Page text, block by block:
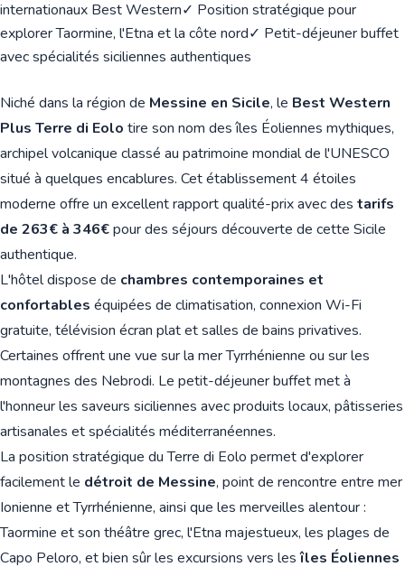
internationaux Best Western✓ Position stratégique pour
explorer Taormine, l'Etna et la côte nord✓ Petit-déjeuner buffet
avec spécialités siciliennes authentiques
Niché dans la région de Messine en Sicile, le Best Western
Plus Terre di Eolo tire son nom des îles Éoliennes mythiques,
archipel volcanique classé au patrimoine mondial de l'UNESCO
situé à quelques encablures. Cet établissement 4 étoiles
moderne offre un excellent rapport qualité-prix avec des tarifs
de 263€ à 346€pour des séjours découverte de cette Sicile
authentique.
L'hôtel dispose de chambres contemporaines et
confortables équipées de climatisation, connexion Wi-Fi
gratuite, télévision écran plat et salles de bains privatives.
Certaines offrent une vue sur la mer Tyrrhénienne ou sur les
montagnes des Nebrodi. Le petit-déjeuner buffet met à
l'honneur les saveurs siciliennes avec produits locaux, pâtisseries
artisanales et spécialités méditerranéennes.
La position stratégique du Terre di Eolo permet d'explorer
facilement le détroit de Messine, point de rencontre entre mer
Ionienne et Tyrrhénienne, ainsi que les merveilles alentour :
Taormine et son théâtre grec, l'Etna majestueux, les plages de
Capo Peloro, et bien sûr les excursions vers lesîles Éoliennes